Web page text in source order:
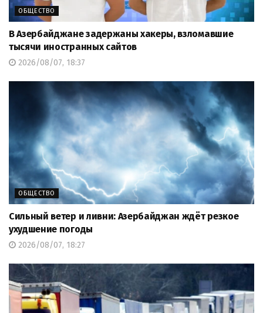
ОБЩЕСТВО
В Азербайджане задержаны хакеры, взломавшие
тысячи иностранных сайтов
2026/08/07, 18:37
ОБЩЕСТВО
Сильный ветер и ливни: Азербайджан ждёт резкое
ухудшение погоды
2026/08/07, 18:27